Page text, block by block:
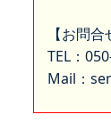
【お問合
TEL：
Mail：